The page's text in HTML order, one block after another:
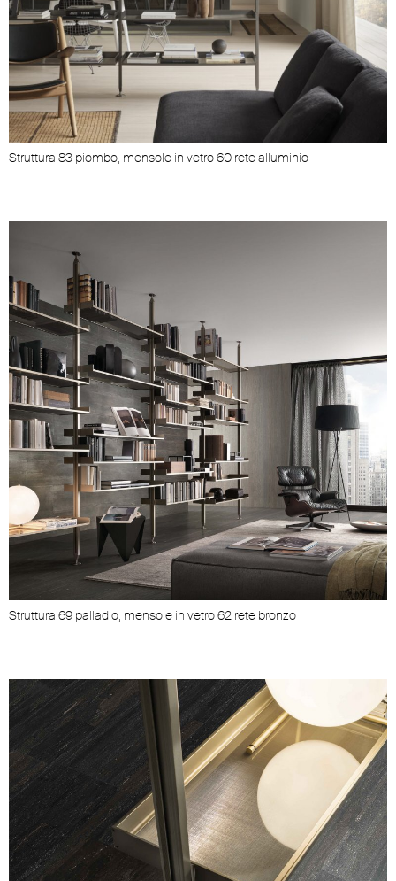
Struttura 83 piombo, mensole in vetro 60 rete alluminio
Struttura 69 palladio, mensole in vetro 62 rete bronzo